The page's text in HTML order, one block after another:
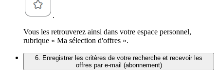
.
Vous les retrouverez ainsi dans votre espace personnel,
rubrique « Ma sélection d'offres ».
6. Enregistrer les critères de votre recherche et recevoir les
offres par e-mail (abonnement)